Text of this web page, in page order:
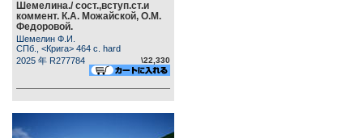
Шемелина./ сост.,вступ.ст.и
коммент. К.А. Можайской, О.М.
Федоровой.
Шемелин Ф.И.
СПб., <Крига> 464 c. hard
2025 年 R277784
\22,330